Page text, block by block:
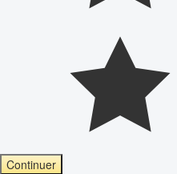
Continuer